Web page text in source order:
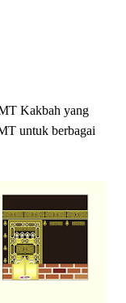
Kakbah yang
untuk berbagai